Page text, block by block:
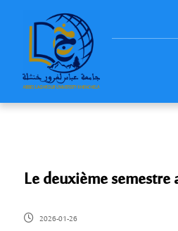
Le deuxième
2026-01-26